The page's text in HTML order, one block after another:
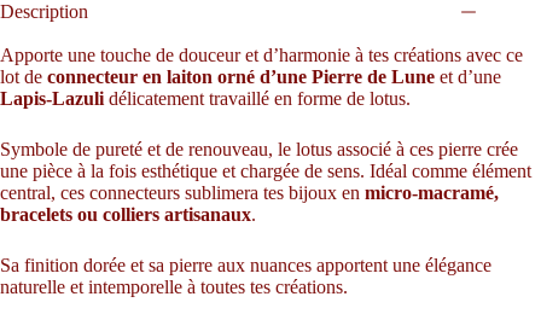
Description
Apporte une touche de douceur et d’harmonie à tes créations avec ce
lot de connecteur en laiton orné d’une Pierre de Lune et d’une
Lapis-Lazuli délicatement travaillé en forme de lotus.
Symbole de pureté et de renouveau, le lotus associé à ces pierre crée
une pièce à la fois esthétique et chargée de sens. Idéal comme élément
central, ces connecteurs sublimera tes bijoux en micro-macramé,
bracelets ou colliers artisanaux.
Sa finition dorée et sa pierre aux nuances apportent une élégance
naturelle et intemporelle à toutes tes créations.